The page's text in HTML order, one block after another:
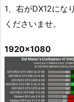
1、右がDX12にな
くださいませ。
1920x1080